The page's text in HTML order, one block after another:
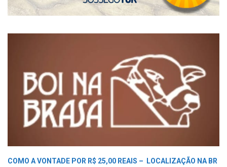
COMO A VONTADE POR R$ 25,00 REAIS –
LOCALIZAÇÃO NA BR